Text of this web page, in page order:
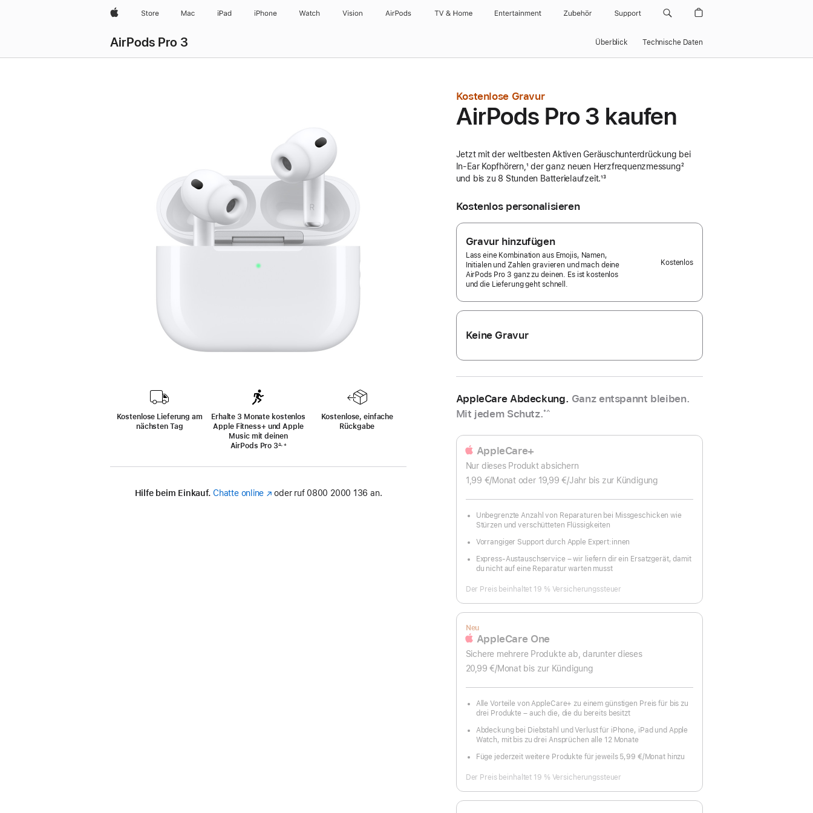
AppleStore Mac iPad iPhone Watch Vision AirPods TV & Home Entertainment Zubehör Support
AirPods Pro 3 Überblick Technische Daten
Kostenlose Lieferung am
nächsten Tag
Erhalte 3 Monate kostenlos
Apple Fitness+ und Apple
Music mit deinen
AirPods Pro 3Fußnote
∆, +
Kostenlose, einfache
Rückgabe
Hilfe beim Einkauf. Chatte online (Öffnet
oder ruf 0800 2000 136 an.
Kostenlose Gravur
AirPods Pro 3 kaufen
Jetzt mit der weltbesten Aktiven Geräusch­unterdrückung bei
In-Ear Kopfhörern, Fußnote
¹ der ganz neuen HerzfrequenzmessungFußnote
²
und bis zu 8 Stunden Batterielaufzeit.Fußnote
¹³
Kostenlos personalisieren
Gravur hinzufügen
Lass eine Kombination aus Emojis, Namen,
Initialen und Zahlen gravieren und mach deine
AirPods Pro 3 ganz zu deinen. Es ist kostenlos
und die Lieferung geht schnell.
Kostenlos
Keine Gravur
AppleCare Abdeckung. Ganz entspannt bleiben.
Mit jedem Schutz.*^
AppleCare+
Nur dieses Produkt absichern
1,99 €/Monatpro
oder 19,99 €/Jahr Pro
bis zur Kündigung
Unbegrenzte Anzahl von Reparaturen bei Missgeschicken wie
Stürzen und verschütteten Flüssigkeiten
Vorrangiger Support durch Apple Expert:innen
Express-Austauschservice – wir liefern dir ein Ersatzgerät, damit
du nicht auf eine Reparatur warten musst
Der Preis beinhaltet 19 % Versicherungssteuer
Neu
AppleCare One
Sichere mehrere Produkte ab, darunter dieses
20,99 €/Monatpro
bis zur Kündigung
Alle Vorteile von AppleCare+ zu einem günstigen Preis für bis zu
drei Produkte – auch die, die du bereits besitzt
Abdeckung bei Diebstahl und Verlust für iPhone, iPad und Apple
Watch, mit bis zu drei Ansprüchen alle 12 Monate
Füge jederzeit weitere Produkte für jeweils 5,99 €/Monat hinzu
Der Preis beinhaltet 19 % Versicherungssteuer